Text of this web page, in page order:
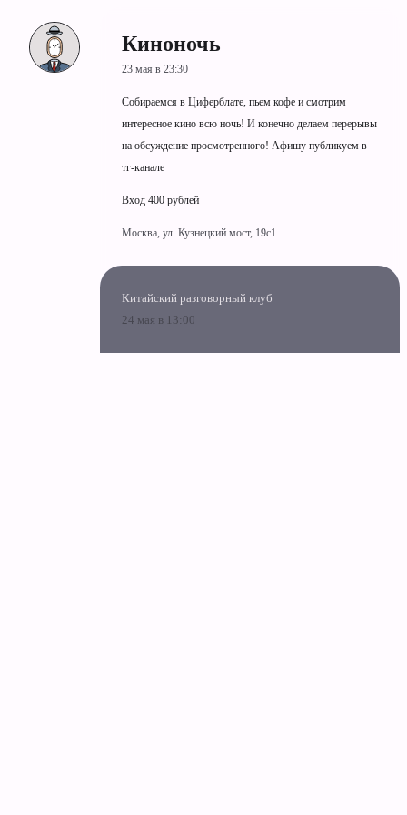
Киноночь
23 мая в 23:30
Собираемся в Циферблате, пьем кофе и смотрим
интересное кино всю ночь! И конечно делаем перерывы
на обсуждение просмотренного! Афишу публикуем в
тг-канале
Вход 400 рублей
Москва, ул. Кузнецкий мост, 19c1
Китайский разговорный клуб
24 мая в 13:00